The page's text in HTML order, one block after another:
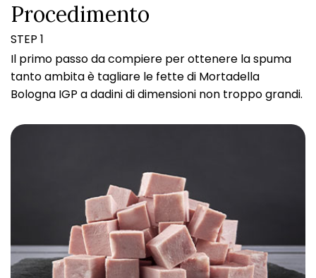
Procedimento
STEP 1
Il primo passo da compiere per ottenere la spuma
tanto ambita è tagliare le fette di Mortadella
Bologna IGP a dadini di dimensioni non troppo grandi.